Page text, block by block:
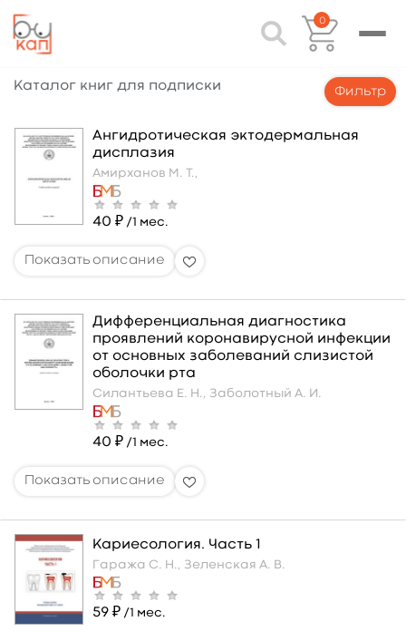
0
Каталог книг для подписки Фильтр
Ангидротическая эктодермальная
дисплазия
Амирханов М. Т.,
40 ₽ /1 мес.
Дифференциальная диагностика
проявлений коронавирусной инфекции
от основных заболеваний слизистой
оболочки рта
Силантьева Е. Н., Заболотный А. И.
40 ₽ /1 мес.
Кариесология. Часть 1
Гаража С. Н., Зеленская А. В.
59 ₽ /1 мес.